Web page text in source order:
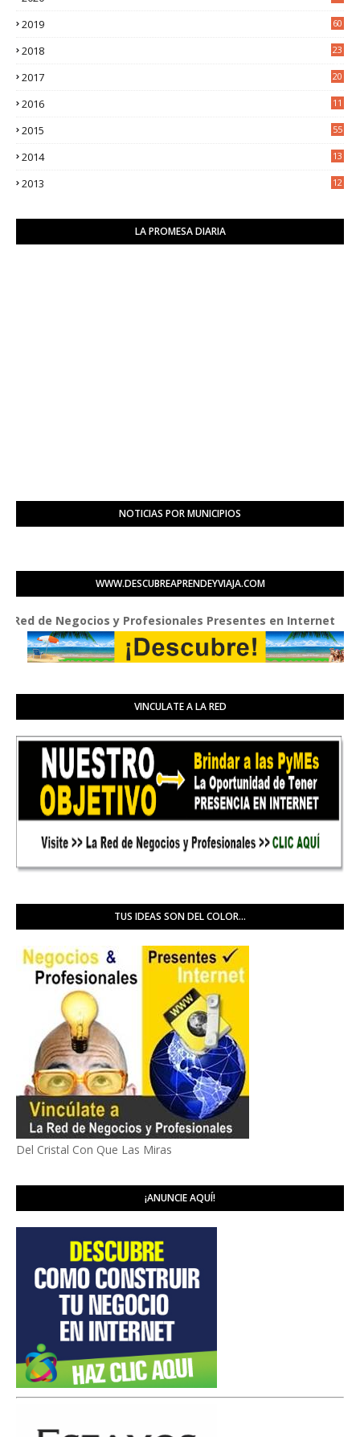
2019 60
2018
23
2017
20
2016
11
2015 55
2014
13
2013
12
LA PROMESA DIARIA
NOTICIAS POR MUNICIPIOS
WWW.DESCUBREAPRENDEYVIAJA.COM
Negocios y Profesionales Presentes en Internet
VINCULATE A LA RED
TUS IDEAS SON DEL COLOR...
Del Cristal Con Que Las Miras
¡ANUNCIE AQUÍ!